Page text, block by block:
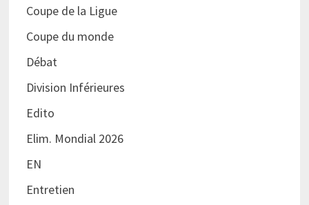
Coupe de la Ligue
Coupe du monde
Débat
Division Inférieures
Edito
Elim. Mondial 2026
EN
Entretien